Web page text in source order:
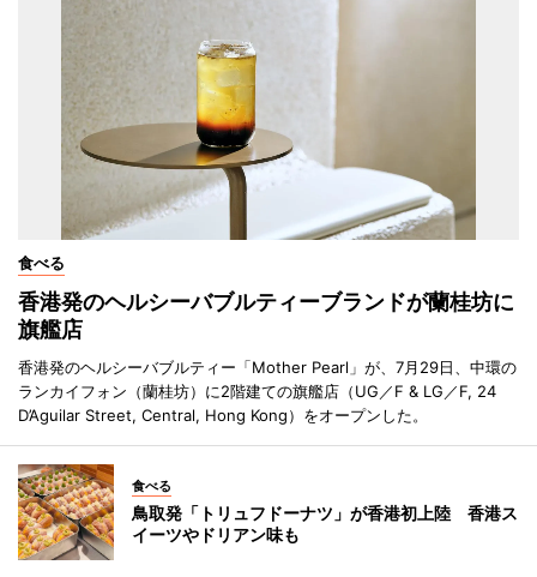
食べる
香港発のヘルシーバブルティーブランドが蘭桂坊に
旗艦店
香港発のヘルシーバブルティー「Mother Pearl」が、7月29日、中環の
ランカイフォン（蘭桂坊）に2階建ての旗艦店（UG／F & LG／F, 24
D’Aguilar Street, Central, Hong Kong）をオープンした。
食べる
鳥取発「トリュフドーナツ」が香港初上陸 香港ス
イーツやドリアン味も